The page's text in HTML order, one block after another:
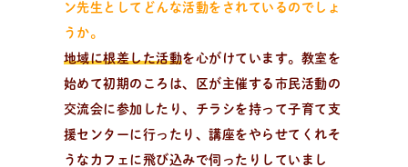
ン先生としてどんな活動をされているのでしょ
うか。
地域に根差した活動を心がけています。教室を
始めて初期のころは、区が主催する市民活動の
交流会に参加したり、チラシを持って子育て支
援センターに行ったり、講座をやらせてくれそ
うなカフェに飛び込みで伺ったりしていまし